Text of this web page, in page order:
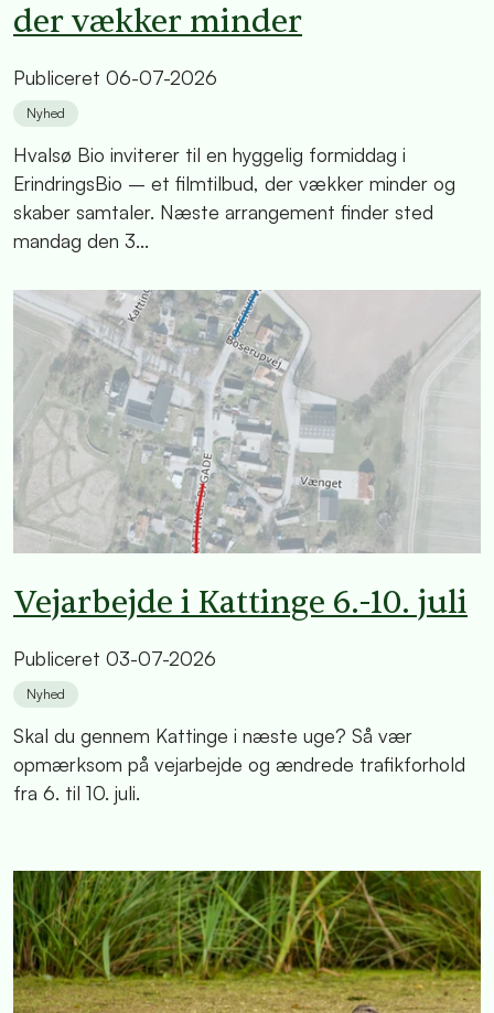
der vækker minder
Publiceret 06-07-2026
Nyhed
Hvalsø Bio inviterer til en hyggelig formiddag i
ErindringsBio – et filmtilbud, der vækker minder og
skaber samtaler. Næste arrangement finder sted
mandag den 3...
Vejarbejde i Kattinge 6.-10. juli
Publiceret 03-07-2026
Nyhed
Skal du gennem Kattinge i næste uge? Så vær
opmærksom på vejarbejde og ændrede trafikforhold
fra 6. til 10. juli.